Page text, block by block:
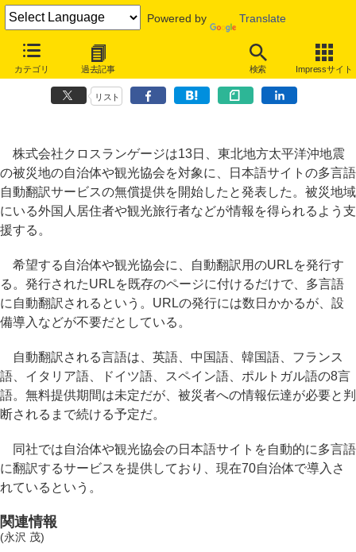
Powered by Translate
カテゴリ 過去記事 検索 Impressサイト
クロスランゲージ、「ホームページ自動翻訳サービス」被災自治体に無
償提供
リスト
株式会社クロスランゲージは13日、東北地方太平洋沖地震
の被災地の自治体や観光協会を対象に、日本語サイトの多言語
自動翻訳サービスの無償提供を開始したと発表した。被災地域
にいる外国人居住者や観光旅行者などが情報を得られるよう支
援する。
希望する自治体や観光協会に、自動翻訳用のURLを発行す
る。発行されたURLを既存のページに付けるだけで、多言語
に自動翻訳されるという。URLの発行には数日かかるが、設
備導入などが不要だとしている。
自動翻訳される言語は、英語、中国語、韓国語、フランス
語、イタリア語、ドイツ語、スペイン語、ポルトガル語の8言
語。無料提供期間は未定だが、被災者への情報伝達が必要と判
断されるまで続ける予定だ。
同社では自治体や観光協会の日本語サイトを自動的に多言語
に翻訳するサービスを提供しており、現在70自治体で導入さ
れているという。
関連情報
(永沢 茂)